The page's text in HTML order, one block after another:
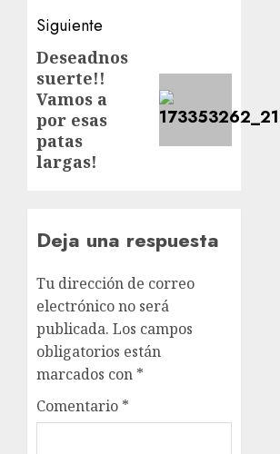
Siguiente
Siguiente
entrada:
Deseadnos
suerte!!
Vamos a
por esas
patas
largas!
Deja una respuesta
Tu dirección de correo
electrónico no será
publicada. Los campos
obligatorios están
marcados con *
Comentario *